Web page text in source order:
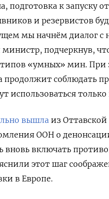
подготовка к запуску
и резервистов
мы начнём диалог с
подчеркнув,
«умных» мин. При
продолжит соблюдать
использоваться
вышла из Оттавской
ООН о
вновь включать
этот шаг
в Европе.